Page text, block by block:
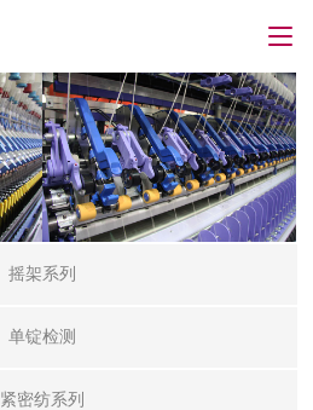
摇架系列
单锭检测
紧密纺系列